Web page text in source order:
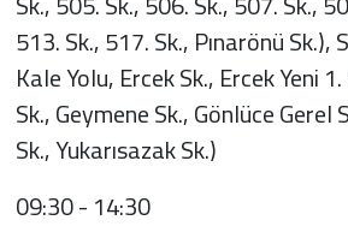
513. Sk., 517. Sk., Pınarönü
Kale Yolu, Ercek Sk., Ercek Yeni
Sk., Geymene Sk., Gönlüce Gerel
Sk., Yukarısazak Sk.)
09:30 - 14:30